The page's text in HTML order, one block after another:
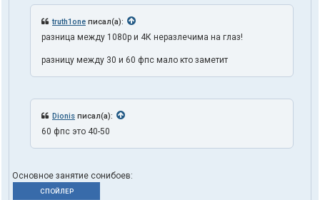
truth1one писал(а):
разница между 1080p и 4К неразлечима на глаз!
разницу между 30 и 60 фпс мало кто заметит
Dionis писал(а):
60 фпс это 40-50
Основное занятие сонибоев:
СПОЙЛЕР